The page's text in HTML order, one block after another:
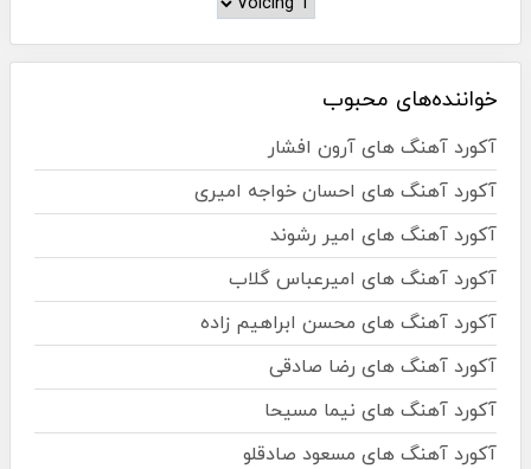
خواننده‌های محبوب
آکورد آهنگ های آرون افشار
آکورد آهنگ های احسان خواجه امیری
آکورد آهنگ های امیر رشوند
آکورد آهنگ های امیرعباس گلاب
آکورد آهنگ های محسن ابراهیم زاده
آکورد آهنگ های رضا صادقی
آکورد آهنگ های نیما مسیحا
آکورد آهنگ های مسعود صادقلو